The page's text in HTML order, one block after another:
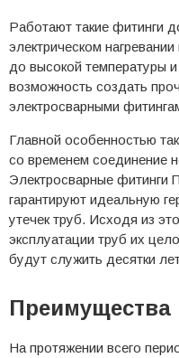
Работают такие фитинги
электрическом
до высокой температуры
возможность создать
электросварными
Главной особенностью
со временем соединение
Электросварные фитинги
гарантируют идеальную
утечек труб. Исходя из
эксплуатации труб их
будут служить десятки
Преимущества
На протяжении всего